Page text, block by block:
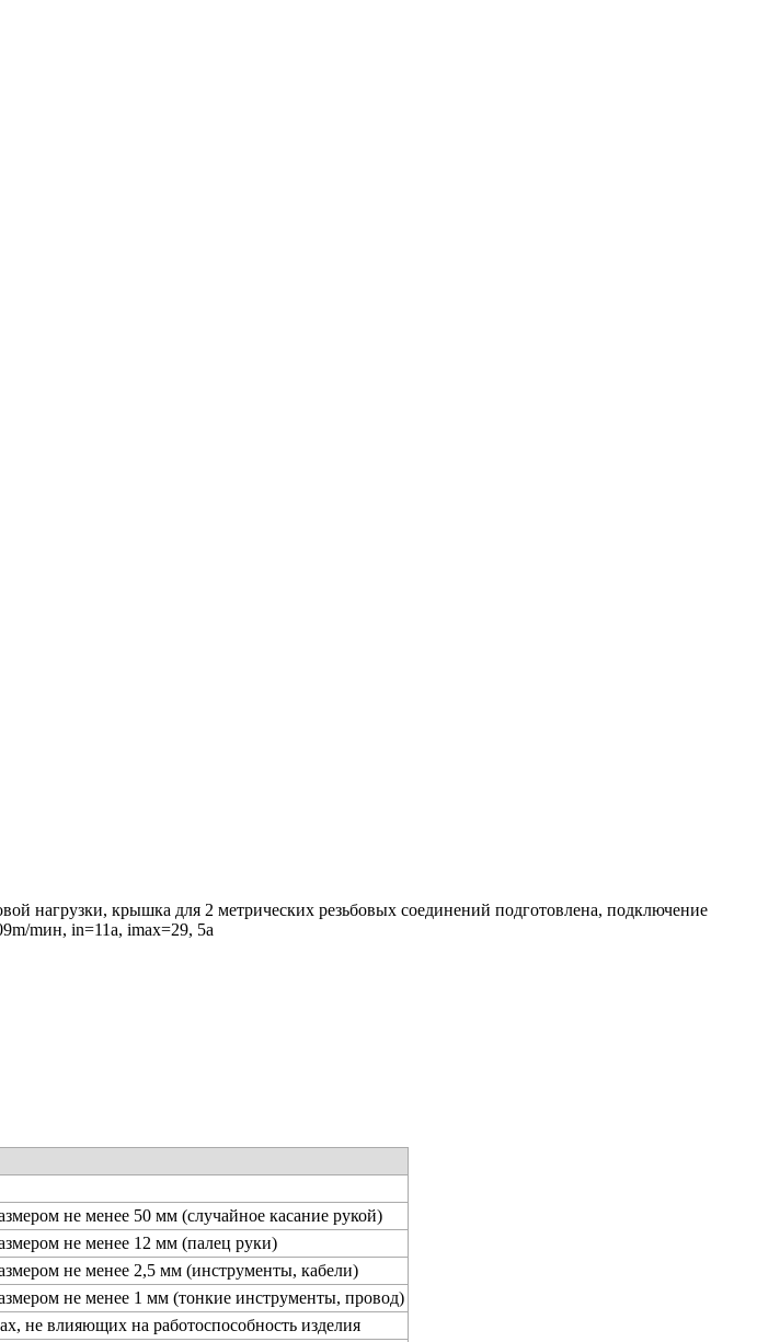
нагрузки, крышка для 2 метрических резьбовых соединений подготовлена, подключение
mин, in=11a, imax=29, 5a
не менее 50 мм (случайное касание рукой)
не менее 12 мм (палец руки)
не менее 2,5 мм (инструменты, кабели)
не менее 1 мм (тонкие инструменты, провод)
не влияющих на работоспособность изделия